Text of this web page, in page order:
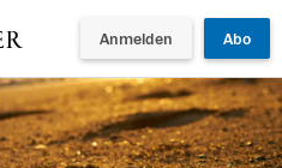
Anmelden Abo